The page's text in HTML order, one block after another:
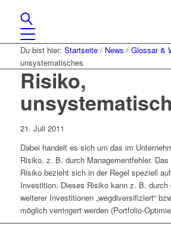
Du bist hier: Startseite / News / Glossar &
unsystematisches
Risiko,
21. Juli 2011
Dabei handelt es sich um das im
Risiko, z. B. durch Managementfehler.
Risiko bezieht sich in der Regel speziell
Investition. Dieses Risiko kann z. B. durch
weiterer Investitionen „wegdiversifiziert“
möglich verringert werden (Portfolio-